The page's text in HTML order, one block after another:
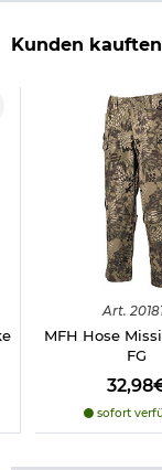
Kunden
Art.
MFH Hose
FG
sofort